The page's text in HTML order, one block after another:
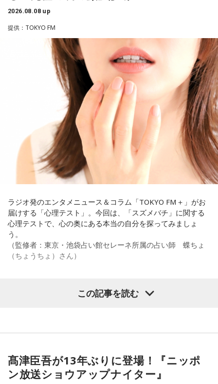
1． 鳩のぬいぐるみ
2． パスポートなどの身分証
4． 懐中電灯
この心理テストでわかることは、追い詰められた時に出る、
あなたの「究極の裏の顔」です。
とっさに握りしめたものは、あなたが窮地で無意識に守ろう
とする「本当に大切なもの」を暗示しています。冷静ではい
られない極限の場面でこそ、普段は隠れているあなたの本性
が表に出るのです。
【解答】
1．鳩のぬいぐるみ……本性は「愛情深い天使」
鳩のぬいぐるみは「愛情」を暗示しています。あなたは追い
詰められても、自分より大切な誰かを思い浮かべる、利他的
なタイプ。窮地でこそ人にやさしくできる、あたたかい心の
持ち主です。ただ、自分を後回しにしすぎないよう気をつけ
てください。
2．身分証……本性は「したたかな悪魔」
身分証は「あなた自身の存在」を暗示しています。あなたは
窮地に立たされると、何よりまず自分を守り抜く、利己的な
の武器にもなるでしょう。
もしれません。勢いが吉と出ることも多いですが、一呼吸置
いて考える癖もつけてみて。
2026.08.08 up
提供：TOKYO FM
ラジオ発のエンタメニュース＆コラム「TOKYO FM＋」がお
届けする「心理テスト」。今回は、「スズメバチ」に関する
心理テストで、心の奥にある本当の自分を探ってみましょ
う。
（監修者：東京・池袋占い館セレーネ所属の占い師 蝶ちょ
（ちょうちょ）さん）
ました。
それは何でしたか？次の中から近いものを1つ選んでくださ
この記事を読む
髙津臣吾が13年ぶりに登場！『ニッポ
ン放送ショウアップナイター』